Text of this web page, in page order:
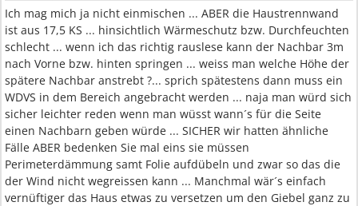
Ich mag mich ja nicht einmischen ... ABER die Haustrennwand
ist aus 17,5 KS ... hinsichtlich Wärmeschutz bzw. Durchfeuchten
schlecht ... wenn ich das richtig rauslese kann der Nachbar 3m
nach Vorne bzw. hinten springen ... weiss man welche Höhe der
spätere Nachbar anstrebt ?... sprich spätestens dann muss ein
WDVS in dem Bereich angebracht werden ... naja man würd sich
sicher leichter reden wenn man wüsst wann´s für die Seite
einen Nachbarn geben würde ... SICHER wir hatten ähnliche
Fälle ABER bedenken Sie mal eins sie müssen
Perimeterdämmung samt Folie aufdübeln und zwar so das die
der Wind nicht wegreissen kann ... Manchmal wär´s einfach
vernüftiger das Haus etwas zu versetzen um den Giebel ganz zu